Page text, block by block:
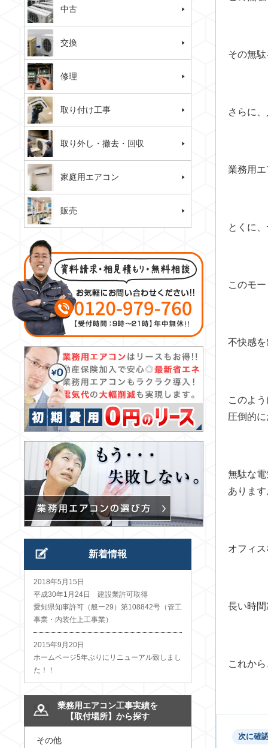
その無
さらに
業務用
とくに
このモ
不快感
このよ
圧倒的
無駄な
ありま
オフィ
長い時
これか
次に確
中古
交換
修理
取り付け工事
取り外し・撤去・回収
家庭用エアコン
販売
新着情報
2018年5月15日
平成30年1月24日 建設業許可取得
愛知県知事許可（般ー29）第108842号（管工
事業・内装仕上工事業）
2015年9月20日
ホームページ5年ぶりにリニューアル致しまし
た！！
業務用エアコン工事実績を
【取付場所】から探す
その他